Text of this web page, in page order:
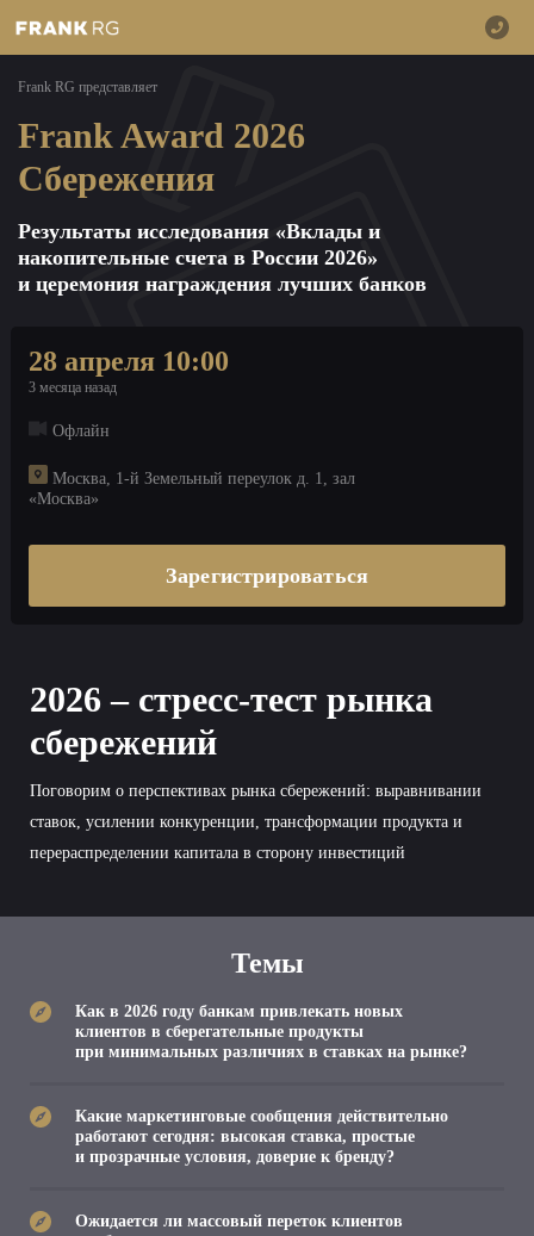
Frank RG представляет
Frank Award 2026
Сбережения
Результаты исследования «Вклады и
накопительные счета в России 2026»
и церемония награждения лучших банков
28 апреля 10:00
3 месяца назад
Офлайн
Москва, 1-й Земельный переулок д. 1, зал
«Москва»
Зарегистрироваться
2026 – стресс-тест рынка
сбережений
Поговорим о перспективах рынка сбережений: выравнивании
ставок, усилении конкуренции, трансформации продукта и
перераспределении капитала в сторону инвестиций
Темы
Как в 2026 году банкам привлекать новых
клиентов в сберегательные продукты
при минимальных различиях в ставках на рынке?
Какие маркетинговые сообщения действительно
работают сегодня: высокая ставка, простые
и прозрачные условия, доверие к бренду?
Ожидается ли массовый переток клиентов